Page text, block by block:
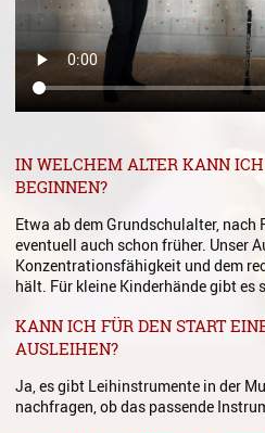
Gesang
IN WELCHEM ALTER KANN
BEGINNEN?
Etwa ab dem Grundschulalter,
eventuell auch schon früher. Unser
Konzentrationsfähigkeit und dem
hält. Für kleine Kinderhände gibt es
KANN ICH FÜR DEN START
AUSLEIHEN?
Ja, es gibt Leihinstrumente in der
nachfragen, ob das passende